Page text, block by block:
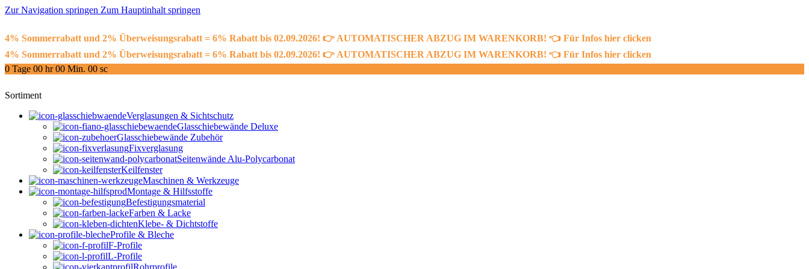
Zur Navigation springen Zum Hauptinhalt springen
4% Sommerrabatt und 2% Überweisungsrabatt = 6% Rabatt bis 02.09.2026! 👉 AUTOMATISCHER ABZUG IM WARENKORB! 👈 Für Infos hier clicken
4% Sommerrabatt und 2% Überweisungsrabatt = 6% Rabatt bis 02.09.2026! 👉 AUTOMATISCHER ABZUG IM WARENKORB! 👈 Für Infos hier clicken
0 Tage 00 hr00 Min. 00 sc
Sortiment
Verglasungen & Sichtschutz
Glasschiebewände Deluxe
Glasschiebewände Zubehör
Fixverglasung
Seitenwände Alu-Polycarbonat
Keilfenster
Maschinen & Werkzeuge
Montage & Hilfsstoffe
Befestigungsmaterial
Farben & Lacke
Klebe- & Dichtstoffe
Profile & Bleche
F-Profile
L-Profile
Rohrprofile